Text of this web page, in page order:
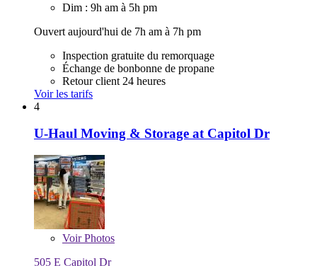
Dim : 9h am à 5h pm
Ouvert aujourd'hui de 7h am à 7h pm
Inspection gratuite du remorquage
Échange de bonbonne de propane
Retour client 24 heures
Voir les tarifs
4
U-Haul Moving & Storage at Capitol Dr
VoirPhotos
505 E Capitol Dr